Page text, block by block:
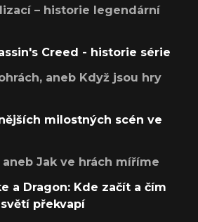
– historie legendární
Creed - historie série
aneb Když jsou hry
milostných scén ve
Jak ve hrách míříme
a Dragon: Kde začít a čím
překvapí